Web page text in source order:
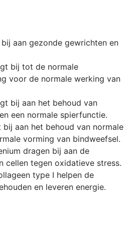
aan gezonde gewrichten en
​​bij tot de normale
voor de normale werking van
​​bij aan het behoud van
een normale spierfunctie.
​​bij aan het behoud van normale
vorming van bindweefsel.
dragen bij aan de
cellen tegen oxidatieve stress.
type I helpen de
en leveren energie.